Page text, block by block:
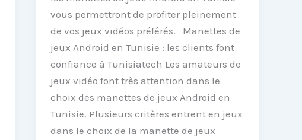
vous permettront de profiter pleinement
de vos jeux vidéos préférés. Manettes de
jeux Android en Tunisie : les clients font
confiance à Tunisiatech Les amateurs de
jeux vidéo font très attention dans le
choix des manettes de jeux Android en
Tunisie. Plusieurs critères entrent en jeux
dans le choix de la manette de jeux